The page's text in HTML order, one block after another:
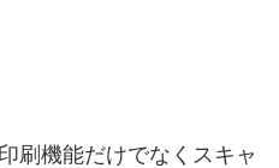
刷機能だけでなくスキャ